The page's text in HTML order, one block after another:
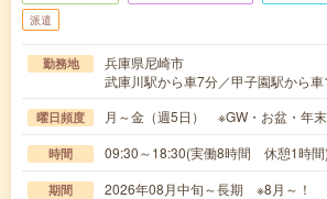
派遣
勤務地
兵庫県尼崎市
武庫川駅から車7分／甲子園駅から
曜日頻度 月～金（週5日） ※GW・お盆・年
時間 09:30～18:30(実働8時間 休憩1時間)
期間 2026年08月中旬～長期 ※8月～！